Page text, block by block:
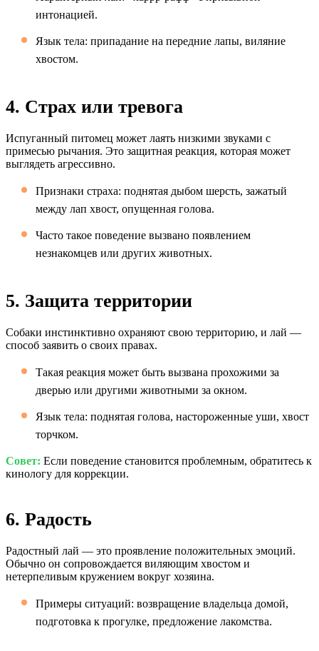
интонацией.
Язык тела: припадание на передние лапы, виляние
хвостом.
4. Страх или тревога
Испуганный питомец может лаять низкими звуками с
примесью рычания. Это защитная реакция, которая может
выглядеть агрессивно.
Признаки страха: поднятая дыбом шерсть, зажатый
между лап хвост, опущенная голова.
Часто такое поведение вызвано появлением
незнакомцев или других животных.
5. Защита территории
Собаки инстинктивно охраняют свою территорию, и лай —
способ заявить о своих правах.
Такая реакция может быть вызвана прохожими за
дверью или другими животными за окном.
Язык тела: поднятая голова, настороженные уши, хвост
торчком.
Совет: Если поведение становится проблемным, обратитесь к
кинологу для коррекции.
6. Радость
Радостный лай — это проявление положительных эмоций.
Обычно он сопровождается виляющим хвостом и
нетерпеливым кружением вокруг хозяина.
Примеры ситуаций: возвращение владельца домой,
подготовка к прогулке, предложение лакомства.